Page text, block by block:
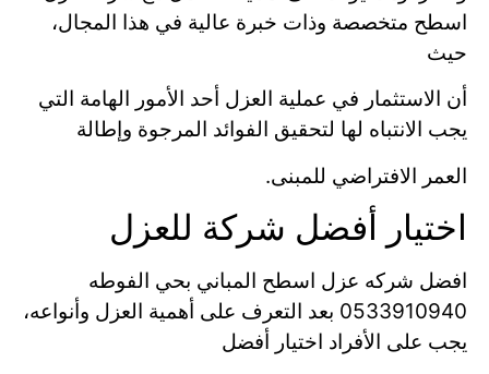
اسطح متخصصة وذات خبرة عالية في هذا المجال،
حيث
أن الاستثمار في عملية العزل أحد الأمور الهامة التي
يجب الانتباه لها لتحقيق الفوائد المرجوة وإطالة
العمر الافتراضي للمبنى.
اختيار أفضل شركة للعزل
افضل شركه عزل اسطح المباني بحي الفوطه
0533910940 بعد التعرف على أهمية العزل وأنواعه،
يجب على الأفراد اختيار أفضل